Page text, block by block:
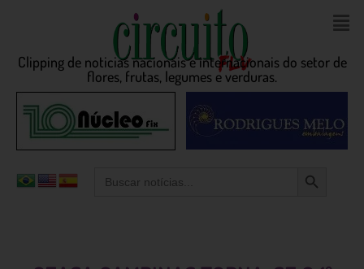
Clipping de noticias nacionais e internacionais do setor de
flores, frutas, legumes e verduras.
for: